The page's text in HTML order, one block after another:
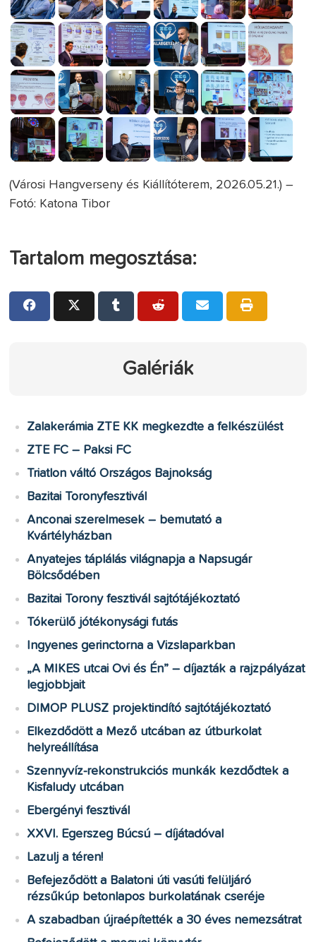
(Városi Hangverseny és Kiállítóterem, 2026.05.21.) –
Fotó: Katona Tibor
Tartalom megosztása:
Galériák
Zalakerámia ZTE KK megkezdte a felkészülést
ZTE FC – Paksi FC
Triatlon váltó Országos Bajnokság
Bazitai Toronyfesztivál
Anconai szerelmesek – bemutató a
Kvártélyházban
Anyatejes táplálás világnapja a Napsugár
Bölcsődében
Bazitai Torony fesztivál sajtótájékoztató
Tókerülő jótékonysági futás
Ingyenes gerinctorna a Vizslaparkban
„A MIKES utcai Ovi és Én” – díjazták a rajzpályázat
legjobbjait
DIMOP PLUSZ projektindító sajtótájékoztató
Elkezdődött a Mező utcában az útburkolat
helyreállítása
Szennyvíz-rekonstrukciós munkák kezdődtek a
Kisfaludy utcában
Ebergényi fesztivál
XXVI. Egerszeg Búcsú – díjátadóval
Lazulj a téren!
Befejeződött a Balatoni úti vasúti felüljáró
rézsűkúp betonlapos burkolatának cseréje
A szabadban újraépítették a 30 éves nemezsátrat